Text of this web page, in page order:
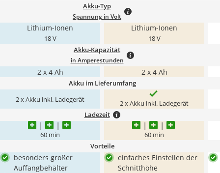
Akku-Typ
Spannung in Volt
Lithium-Ionen
18 V
Lithium-Ionen
18 V
Akku-Kapazität
in Amperestunden
2 x 4 Ah 2 x 4 Ah
Akku im Lieferumfang
2 x Akku inkl. Ladegerät 2 x Akku inkl. Ladegerät
Ladezeit
60 min 60 min
Vorteile
besonders großer
Auffangbehälter
einfaches Einstellen der
Schnitthöhe